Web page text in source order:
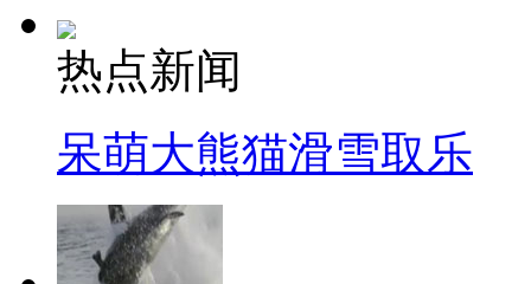
热点新闻
呆萌大熊猫滑雪取乐